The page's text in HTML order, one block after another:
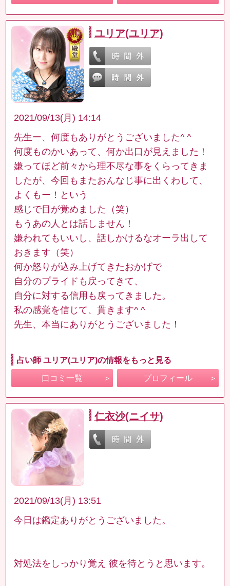
ユリア(ユリア)
2021/09/13(月) 14:14
先生ー、何度もありがとうございました^ ^
何度ものかいあって、何か出口が見えました！
嫌ってほど前々から理不尽な事をくらってきま
したが、今回もまたおんなじ事に出くわして、
よくもー！という
感じで目が覚めました（笑）
もうあの人とは話しません！
嫌われてもいいし、話しかけるなオーラ出して
おきます（笑）
何か怒りが込み上げてきたおかげで
自分のプライドも戻ってきて、
自分に対する信用も戻ってきました。
私の感覚を信じて、貫きます^ ^
先生、本当にありがとうございました！
占い師 ユリア(ユリア)の情報をもっと見る
口コミ一覧 プロフィール
仁衣沙(ニイサ)
2021/09/13(月) 13:51
今日は鑑定ありがとうございました。
対処法をしっかり覚え 彼を待とうと思います。